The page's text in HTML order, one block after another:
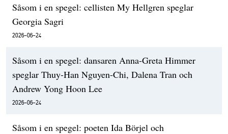
Såsom i en spegel: cellisten My Hellgren speglar
Georgia Sagri
2026-06-24
Såsom i en spegel: dansaren Anna-Greta Himmer
speglar Thuy-Han Nguyen-Chi, Dalena Tran och
Andrew Yong Hoon Lee
2026-06-24
Såsom i en spegel: poeten Ida Börjel och